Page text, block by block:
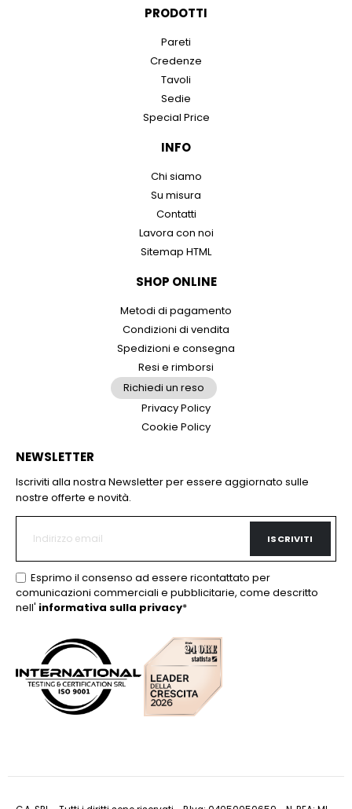
PRODOTTI
Pareti
Credenze
Tavoli
Sedie
Special Price
INFO
Chi siamo
Su misura
Contatti
Lavora con noi
Sitemap HTML
SHOP ONLINE
Metodi di pagamento
Condizioni di vendita
Spedizioni e consegna
Resi e rimborsi
Richiedi un reso
Privacy Policy
Cookie Policy
NEWSLETTER
Iscriviti alla nostra Newsletter per essere aggiornato sulle
nostre offerte e novità.
ISCRIVITI
Esprimo il consenso ad essere ricontattato per
comunicazioni commerciali e pubblicitarie, come descritto
nell' informativa sulla privacy*